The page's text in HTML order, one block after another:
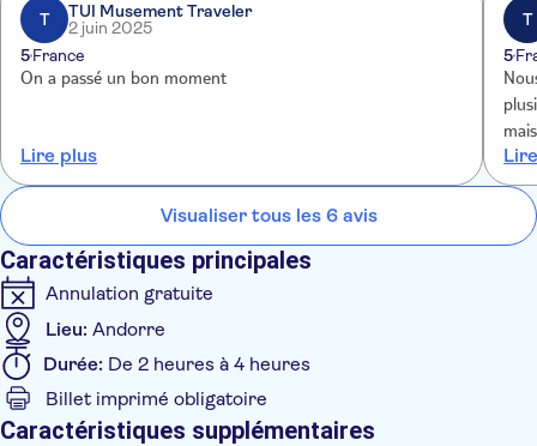
T
TUI Musement Traveler
2 juin 2025
5France
On a passé un bon moment
Lire plus
T
5
eau
une
Visualiser tous les 6 avis
Caractéristiques principales
Annulation gratuite
Lieu: Andorre
Durée: De 2 heures à 4 heures
Billet imprimé obligatoire
Caractéristiques supplémentaires